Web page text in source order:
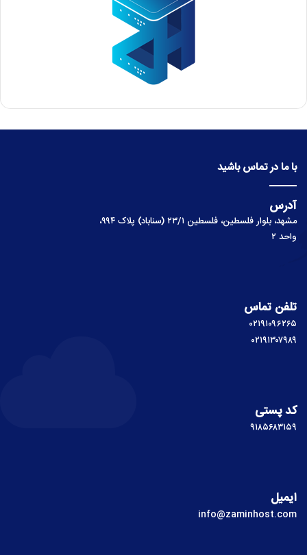
با ما در تماس باشید
آدرس
مشهد، بلوار فلسطین، فلسطین ۲۳/۱ (سناباد) پلاک ۹۹۴،
واحد ۲
تلفن تماس
۰۲۱۹۱۰۹۶۲۶۵
۰۲۱۹۱۳۰۷۹۸۹
کد پستی
۹۱۸۵۶۸۳۱۵۹
ایمیل
info@zaminhost.com